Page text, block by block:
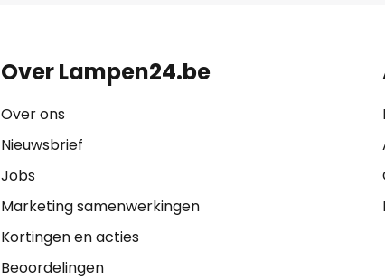
Over Lampen24.be
Over ons
Nieuwsbrief
Jobs
Marketing samenwerkingen
Kortingen en acties
Beoordelingen